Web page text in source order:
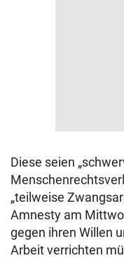
Diese seien
„teilweise
Amnesty am
gegen ihren Willen
Arbeit verrichten